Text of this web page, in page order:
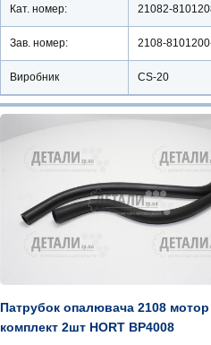
Кат. номер: 21082-
Зав. номер: 2108-
Виробник CS-20
Патрубок опалювача 2108 мотор
комплект 2шт HORT BP4008